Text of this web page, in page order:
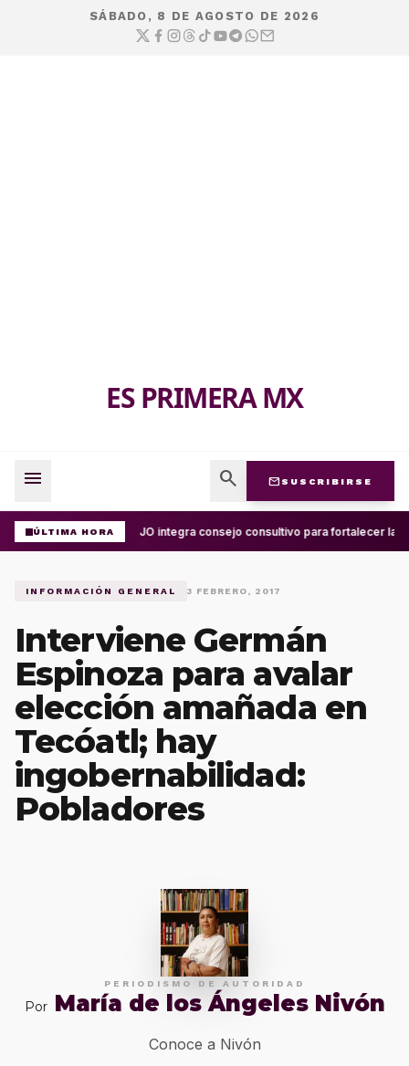
SÁBADO, 8 DE AGOSTO DE 2026
ES PRIMERA MX
menu search mail SUSCRIBIRSE
ÚLTIMA HORAUABJO integra consejo consultivo para fortalecer la
INFORMACIÓN GENERAL 3 FEBRERO, 2017
Interviene Germán
Espinoza para avalar
elección amañada en
Tecóatl; hay
ingobernabilidad:
Pobladores
PERIODISMO DE AUTORIDAD
Por María de los Ángeles Nivón
Conoce a Nivón